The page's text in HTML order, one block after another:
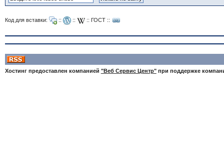
Код для вставки: :: :: :: ГОСТ::
Хостинг предоставлен компанией "Веб Сервис Центр"при поддержке